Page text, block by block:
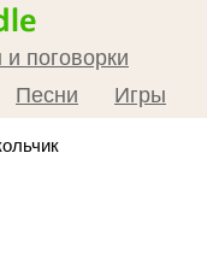
поговорки
Песни Игры